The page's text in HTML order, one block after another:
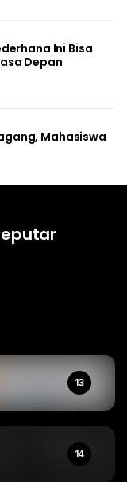
Ini Bisa
Depan
Mahasiswa
13
14